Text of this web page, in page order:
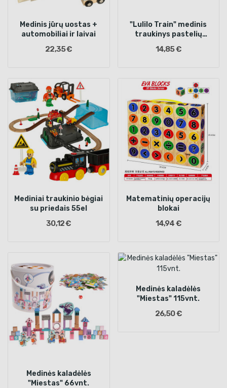
Medinis jūrų uostas +
automobiliai ir laivai
22,35 €
"Lulilo Train" medinis
traukinys pastelių
14,85 €
Mediniai traukinio bėgiai
su priedais 55el
30,12 €
Matematinių operacijų
blokai
14,94 €
Medinės kaladėlės
"Miestas" 66vnt.
Medinės kaladėlės
"Miestas" 115vnt.
26,50 €